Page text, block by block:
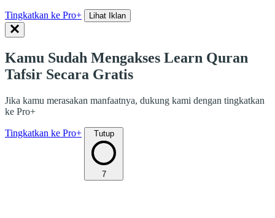
Tingkatkan ke Pro+ Lihat Iklan
Kamu Sudah Mengakses Learn Quran
Tafsir Secara Gratis
Jika kamu merasakan manfaatnya, dukung kami dengan tingkatkan
ke Pro+
Tingkatkan ke Pro+ Tutup
7